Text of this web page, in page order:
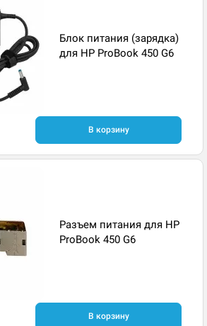
Блок питания (зарядка)
для HP ProBook 450 G6
В корзину
Разъем питания для HP
ProBook 450 G6
В корзину